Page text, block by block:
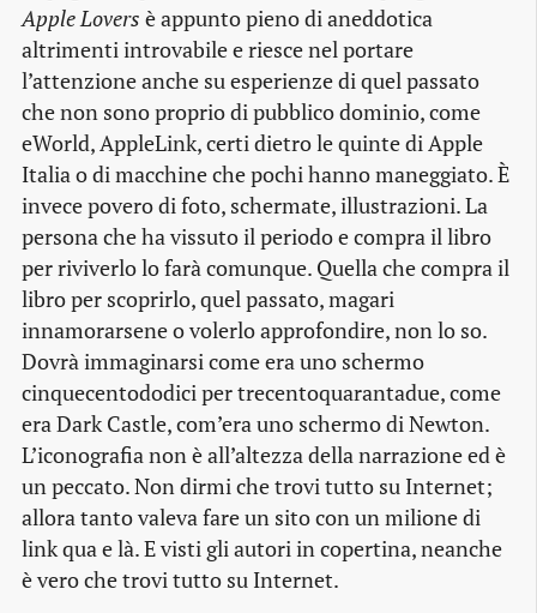
Apple Lovers è appunto pieno di aneddotica
altrimenti introvabile e riesce nel portare
l’attenzione anche su esperienze di quel passato
che non sono proprio di pubblico dominio, come
eWorld, AppleLink, certi dietro le quinte di Apple
Italia o di macchine che pochi hanno maneggiato. È
invece povero di foto, schermate, illustrazioni. La
persona che ha vissuto il periodo e compra il libro
per riviverlo lo farà comunque. Quella che compra il
libro per scoprirlo, quel passato, magari
innamorarsene o volerlo approfondire, non lo so.
Dovrà immaginarsi come era uno schermo
cinquecentododici per trecentoquarantadue, come
era Dark Castle, com’era uno schermo di Newton.
L’iconografia non è all’altezza della narrazione ed è
un peccato. Non dirmi che trovi tutto su Internet;
allora tanto valeva fare un sito con un milione di
link qua e là. E visti gli autori in copertina, neanche
è vero che trovi tutto su Internet.